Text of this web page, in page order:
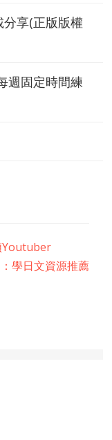
享(正版版權
週固定時間練
Youtuber
學日文資源推薦